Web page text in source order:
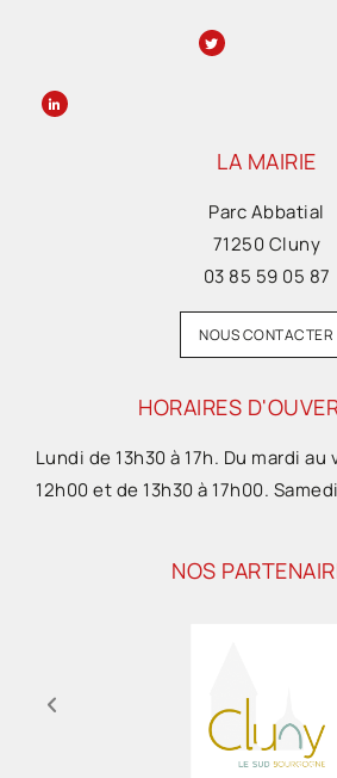
LA MAIRIE
Parc Abbatial
71250 Cluny
03 85 59 05 87
NOUS CONTACTER
HORAIRES
Lundi de 13h30 à 17h. Du mardi
12h00 et de 13h30 à 17h00.
NOS